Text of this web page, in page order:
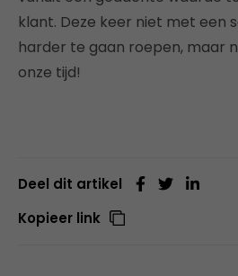
klant. Deze keer niet met een
harder te gaan roepen, maar
onze tijd!
Deel dit artikel
Kopieer link